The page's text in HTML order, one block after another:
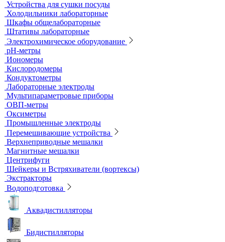
Устройства для сушки посуды
Холодильники лабораторные
Шкафы общелабораторные
Штативы лабораторные
Электрохимическое оборудование
pH-метры
Иономеры
Кислородомеры
Кондуктометры
Мультипараметровые приборы
ОВП-метры
Оксиметры
Промышленные электроды